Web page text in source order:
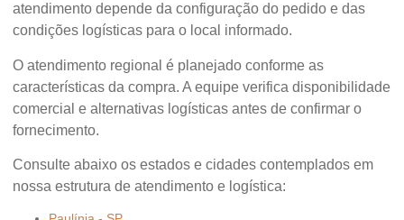
atendimento depende da configuração do pedido e das
condições logísticas para o local informado.
O atendimento regional é planejado conforme as
características da compra. A equipe verifica disponibilidade
comercial e alternativas logísticas antes de confirmar o
fornecimento.
Consulte abaixo os estados e cidades contemplados em
nossa estrutura de atendimento e logística: